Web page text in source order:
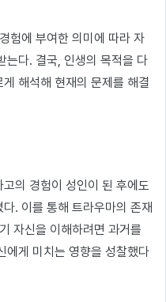
험에 부여한 의미에 따라 자
는다. 결국, 인생의 목적을 다
해석해 현재의 문제를 해결
의 경험이 성인이 된 후에도
. 이를 통해 트라우마의 존재
자신을 이해하려면 과거를
에게 미치는 영향을 성찰했다